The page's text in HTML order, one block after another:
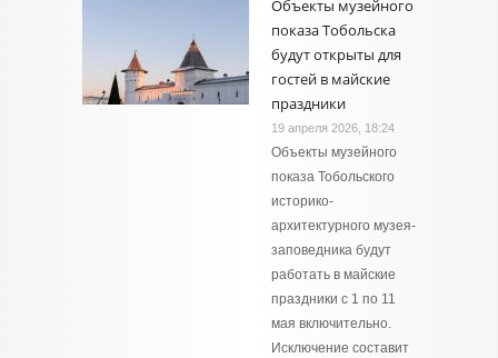
Объекты музейного
показа Тобольска
будут открыты для
гостей в майские
праздники
19 апреля 2026, 18:24
Объекты музейного
показа Тобольского
историко-
архитектурного музея-
заповедника будут
работать в майские
праздники с 1 по 11
мая включительно.
Исключение составит